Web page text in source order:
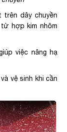
dây chuyền
hợp kim nhôm
việc nâng hạ
vệ sinh khi cần